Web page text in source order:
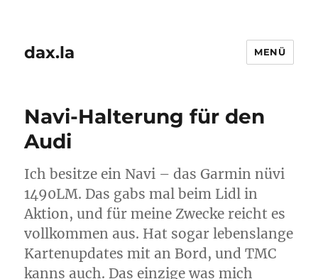
dax.la MENÜ
Navi-Halterung für den
Audi
Ich besitze ein Navi – das Garmin nüvi
1490LM. Das gabs mal beim Lidl in
Aktion, und für meine Zwecke reicht es
vollkommen aus. Hat sogar lebenslange
Kartenupdates mit an Bord, und TMC
kanns auch. Das einzige was mich